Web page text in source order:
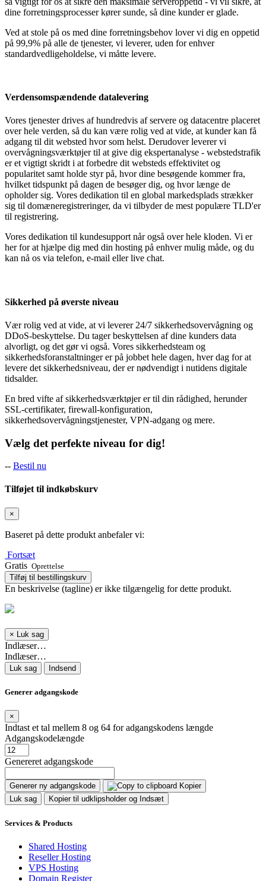
dine forretningsprocesser kører sunde, så dine kunder er glade.
Ved at stole på os med dine forretningsbehov lover vi dig en oppetid
på 99,9% på alle de tjenester, vi leverer, uden for enhver
standardvedligeholdelse, vi måtte levere.
Verdensomspændende datalevering
Vores tjenester drives af hundredvis af servere og datacentre placeret
over hele verden, så du kan være rolig ved at vide, at kunder kan få
adgang til dit websted hvor som helst. Derudover leverer vi
overvågningsværktøjer til at give dig ekspertanalyse - webstedstrafik
er et vigtigt skridt i at forbedre dit websteds effektivitet og
popularitet samt holde styr på, hvor dine besøgende kommer fra,
hvilket tidspunkt på dagen de besøger dig, og hvor længe de
opholder sig. Vores dedikation til en global markedsplads strækker
sig til domæneregistreringer, da vi tilbyder de mest populære TLD'er
til registrering.
Vores dedikation til kundesupport når også over hele kloden. Vi er
her for at hjælpe dig med din hosting på enhver mulig måde, og du
kan nå os via telefon, e-mail eller live chat.
Sikkerhed på øverste niveau
Vær rolig ved at vide, at vi leverer 24/7 sikkerhedsovervågning og
DDoS-beskyttelse. Du tager beskyttelsen af dine kunders data
alvorligt, og det gør vi også. Vores sikkerhedsteam og
sikkerhedsforanstaltninger er på jobbet hele dagen, hver dag for at
levere det sikkerhedsniveau, der er nødvendigt i nutidens digitale
tidsalder.
En bred vifte af sikkerhedsværktøjer er til din rådighed, herunder
SSL-certifikater, firewall-konfiguration,
sikkerhedsovervågningstjenester, VPN-adgang og mere.
Vælg det perfekte niveau for dig!
-- Bestil nu
Tilføjet til indkøbskurv
×
Baseret på dette produkt anbefaler vi:
Fortsæt
Gratis Oprettelse
Tilføj til bestillingskurv
En beskrivelse (tagline) er ikke tilgængelig for dette produkt.
× Luk sag
Indlæser…
Indlæser…
Luk sag Indsend
Generer adgangskode
×
Indtast et tal mellem 8 og 64 for adgangskodens længde
Adgangskodelængde
Genereret adgangskode
Generer ny adgangskode
Kopier
Luk sag
Kopier til udklipsholder og Indsæt
Services & Products
Shared Hosting
Reseller Hosting
VPS Hosting
Domain Register